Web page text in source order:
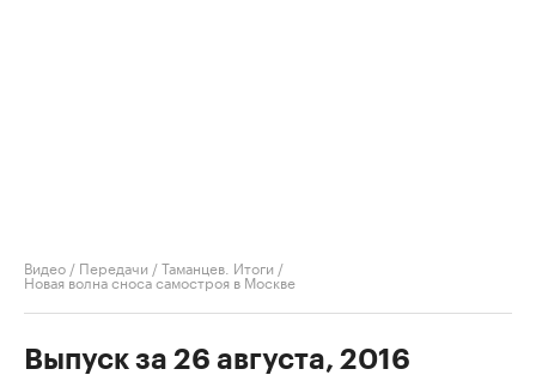
Видео / Передачи /Таманцев. Итоги /
Новая волна сноса самостроя в Москве
Выпуск за 26 августа, 2016